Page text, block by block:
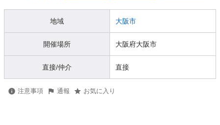
地域 大阪市
開催場所 大阪府大阪市
直接/仲介 直接
注意事項 通報 お気に入り